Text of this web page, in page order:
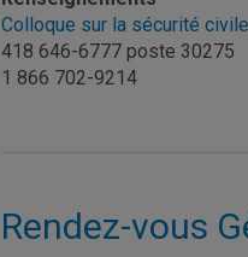
Colloque sur la sécurité civile
418 646-6777 poste 30275
1 866 702-9214
Rendez-vous